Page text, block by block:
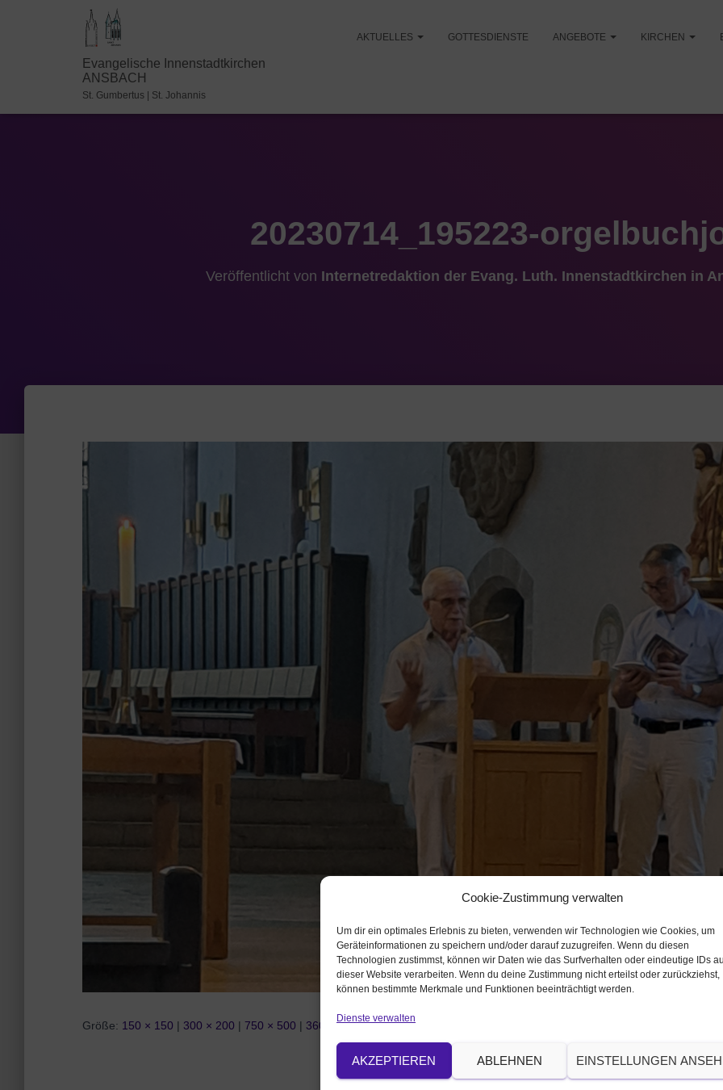
Cookie-Zustimmung verwalten
Um dir ein optimales Erlebnis zu bieten, verwenden wir Technologien wie Cookies, um
Geräteinformationen zu speichern und/oder darauf zuzugreifen. Wenn du diesen
Technologien zustimmst, können wir Daten wie das Surfverhalten oder eindeutige IDs
dieser Website verarbeiten. Wenn du deine Zustimmung nicht erteilst oder zurückziehst,
können bestimmte Merkmale und Funktionen beeinträchtigt werden.
Dienste verwalten
AKZEPTIEREN ABLEHNEN EINSTELLUNGEN
Evangelische Innenstadtkirchen
ANSBACH
St. Gumbertus | St. Johannis
AKTUELLES GOTTESDIENSTE ANGEBOTE KIRCHEN
20230714_195223-
Veröffentlicht von Internetredaktion der Evang. Luth. Innenstadtkirchen in
Größe: 150 × 150 | 300 × 200 | 750 × 500 | 360 × 240 | 1024 × 682